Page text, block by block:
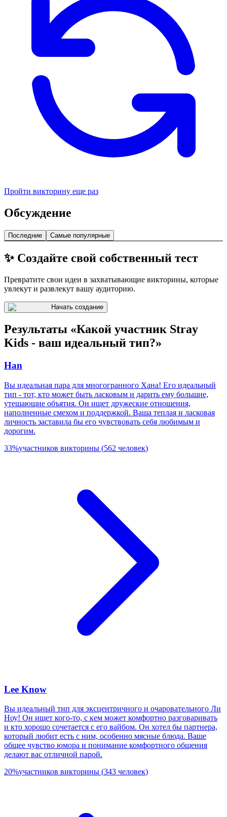
Пройти викторину еще раз
Обсуждение
Последние Самые популярные
✨ Создайте свой собственный тест
Превратите свои идеи в захватывающие викторины, которые
увлекут и развлекут вашу аудиторию.
Начать создание
Результаты «Какой участник Stray
Kids - ваш идеальный тип?»
Han
Вы идеальная пара для многогранного Хана! Его идеальный
тип - тот, кто может быть ласковым и дарить ему большие,
утешающие объятия. Он ищет дружеские отношения,
наполненные смехом и поддержкой. Ваша теплая и ласковая
личность заставила бы его чувствовать себя любимым и
дорогим.
33%участников викторины (562 человек)
Lee Know
Вы идеальный тип для эксцентричного и очаровательного Ли
Ноу! Он ищет кого-то, с кем может комфортно разговаривать
и кто хорошо сочетается с его вайбом. Он хотел бы партнера,
который любит есть с ним, особенно мясные блюда. Ваше
общее чувство юмора и понимание комфортного общения
делают вас отличной парой.
20%участников викторины (343 человек)